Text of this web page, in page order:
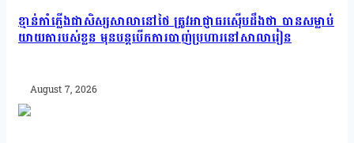
ខ្មាន់កាំភ្លើងជាសិស្សសាលានៅថៃ ត្រូវអាជ្ញាធរស៊ើបដឹងថា បានសម្លាប់
យាយតារបស់ខ្លួន មុនបន្តបើកការបាញ់ប្រហារនៅសាលារៀន
August 7, 2026